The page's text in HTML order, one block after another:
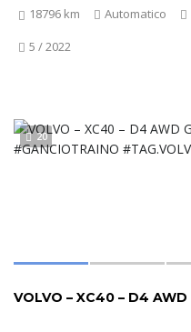
18796 km Automatico
5 / 2022
20